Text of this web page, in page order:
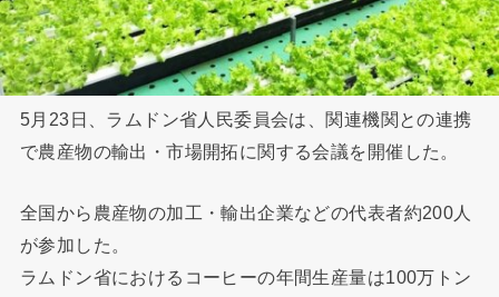
5月23日、ラムドン省人民委員会は、関連機関との連携
で農産物の輸出・市場開拓に関する会議を開催した。
全国から農産物の加工・輸出企業などの代表者約200人
が参加した。
ラムドン省におけるコーヒーの年間生産量は100万トン